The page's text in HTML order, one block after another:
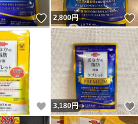
いいね！
2,800円
いいね！
3,180円